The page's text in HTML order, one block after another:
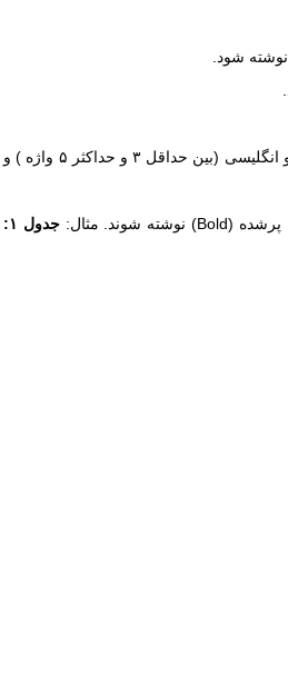
هر کدام ین حداقل ۱۵۰ و حداکثر ۲۰۰ کلمه)، واژه های کلیدی فارسی و انگلیسی (بین حداقل ۳ و حداکثر ۵ واژه ) و
(Bold) نوشته شوند. مثال: جدول ۱: